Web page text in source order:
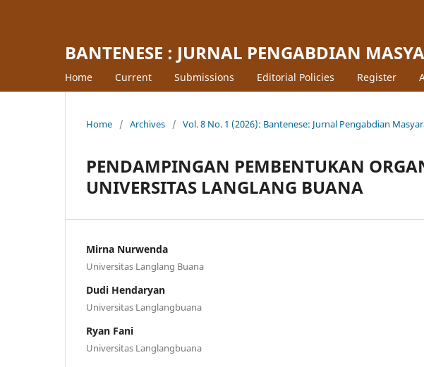
BANTENESE : JURNAL PENGABDIAN
Home Current Submissions Editorial Policies Register
Home / Archives / Vol. 8 No. 1 (2026): Bantenese: Jurnal Pengabdian
PENDAMPINGAN PEMBENTUKAN
UNIVERSITAS LANGLANG BUANA
Mirna Nurwenda
Universitas Langlang Buana
Dudi Hendaryan
Universitas Langlangbuana
Ryan Fani
Universitas Langlangbuana